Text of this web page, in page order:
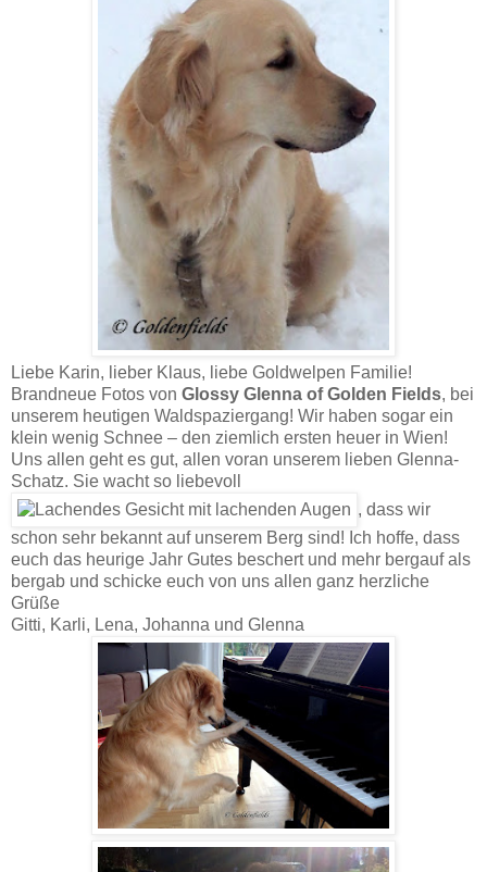
Liebe Karin, lieber Klaus, liebe Goldwelpen Familie!
Brandneue Fotos von Glossy Glenna of Golden Fields, bei
unserem heutigen Waldspaziergang! Wir haben sogar ein
klein wenig Schnee – den ziemlich ersten heuer in Wien!
Uns allen geht es gut, allen voran unserem lieben Glenna-
Schatz. Sie wacht so liebevoll
, dass wir
schon sehr bekannt auf unserem Berg sind! Ich hoffe, dass
euch das heurige Jahr Gutes beschert und mehr bergauf als
bergab und schicke euch von uns allen ganz herzliche
Grüße
Gitti, Karli, Lena, Johanna und Glenna